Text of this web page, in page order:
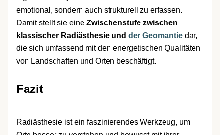
emotional, sondern auch strukturell zu erfassen.
Damit stellt sie eineZwischenstufe zwischen
klassischer Radiästhesie und der Geomantiedar,
die sich umfassend mit den energetischen Qualitäten
von Landschaften und Orten beschäftigt.
Fazit
Radiästhesie ist ein faszinierendes Werkzeug, um